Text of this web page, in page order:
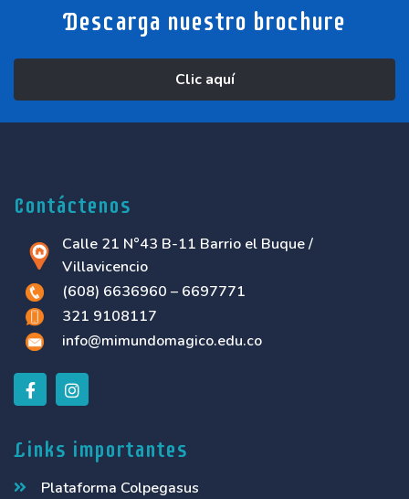
Descarga nuestro brochure
Clic aquí
Contáctenos
Calle 21 N°43 B-11 Barrio el Buque /
Villavicencio
(608) 6636960 – 6697771
321 9108117
info@mimundomagico.edu.co
Links importantes
Plataforma Colpegasus